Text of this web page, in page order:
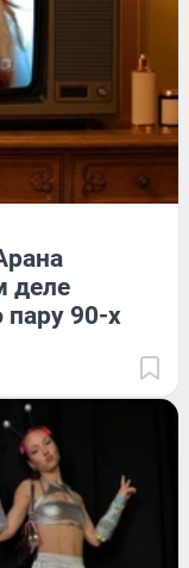
деле
90-х